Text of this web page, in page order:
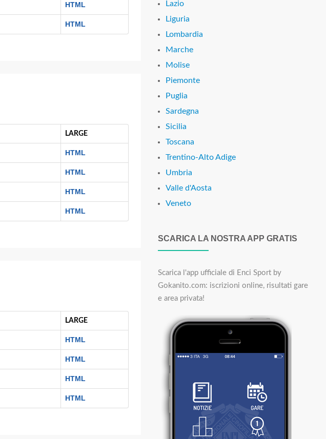
HTML
HTML
LARGE
HTML
HTML
HTML
HTML
LARGE
HTML
HTML
HTML
HTML
Lazio
Liguria
Lombardia
Marche
Molise
Piemonte
Puglia
Sardegna
Sicilia
Toscana
Trentino-Alto Adige
Umbria
Valle d'Aosta
Veneto
SCARICA LA NOSTRA APP GRATIS
Scarica l'app ufficiale di Enci Sport by
Gokanito.com: iscrizioni online, risultati gare
e area privata!